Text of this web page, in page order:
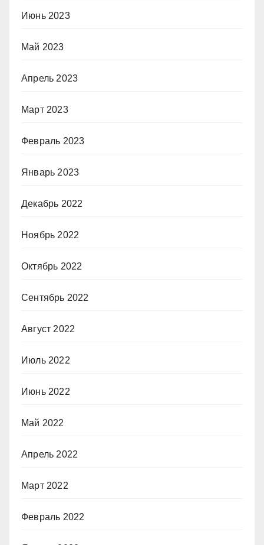
Июнь 2023
Май 2023
Апрель 2023
Март 2023
Февраль 2023
Январь 2023
Декабрь 2022
Ноябрь 2022
Октябрь 2022
Сентябрь 2022
Август 2022
Июль 2022
Июнь 2022
Май 2022
Апрель 2022
Март 2022
Февраль 2022